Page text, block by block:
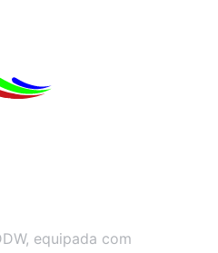
equipada com